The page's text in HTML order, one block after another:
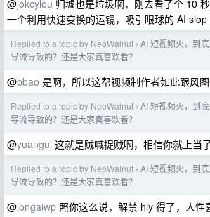
@jokcylou 归墟也是垃圾啊，刚去看了个 10
一个利用快速变换的运镜，吸引眼球的 AI slop
Replied to a topic by NeoWalnut › AI 短视频火，到
导流导致的？还是大家真喜欢看？
@bbao 是啊，所以这帮视频制作者如此跟风图
Replied to a topic by NeoWalnut › AI 短视频火，到
导流导致的？还是大家真喜欢看？
@yuangui 这就是贼喊捉贼啊，相信你就上当
Replied to a topic by NeoWalnut › AI 短视频火，到
导流导致的？还是大家真喜欢看？
@longaiwp 照你这么说，解禁 hly 得了，人性